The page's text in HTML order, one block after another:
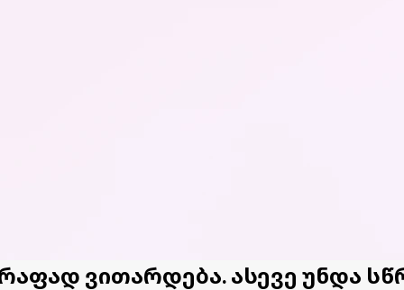
ვითარდება. ასევე უნდა